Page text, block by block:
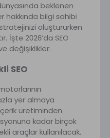
beklenen
bilgi sahibi
oluştururken
İşte 2026’da SEO
değişiklikler:
SEO
yer almaya
üretiminden
kadar birçok
araçlar kullanılacak.